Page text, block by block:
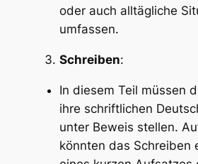
oder auch alltägliche
umfassen.
Schreiben:
In diesem Teil müssen
ihre schriftlichen
unter Beweis stellen.
könnten das Schreiben